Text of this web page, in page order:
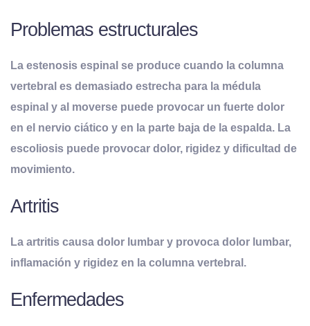
Problemas estructurales
La estenosis espinal se produce cuando la columna
vertebral es demasiado estrecha para la médula
espinal y al moverse puede provocar un fuerte dolor
en el nervio ciático y en la parte baja de la espalda. La
escoliosis puede provocar dolor, rigidez y dificultad de
movimiento.
Artritis
La artritis causa dolor lumbar y provoca dolor lumbar,
inflamación y rigidez en la columna vertebral.
Enfermedades